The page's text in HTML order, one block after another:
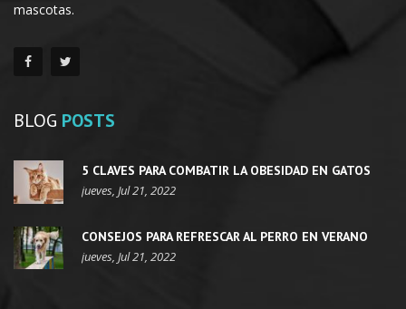
mascotas.
BLOG POSTS
5 CLAVES PARA COMBATIR LA OBESIDAD EN GATOS
jueves, Jul 21, 2022
CONSEJOS PARA REFRESCAR AL PERRO EN VERANO
jueves, Jul 21, 2022